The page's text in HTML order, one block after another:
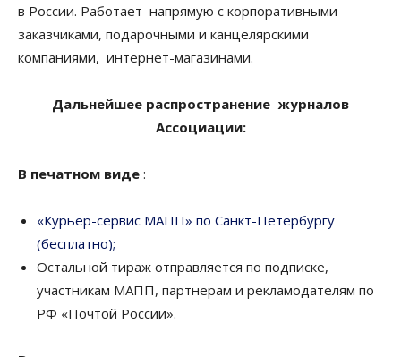
в России. Работает напрямую с корпоративными
заказчиками, подарочными и канцелярскими
компаниями, интернет-магазинами.
Дальнейшее распространение журналов
Ассоциации:
В печатном виде :
«Курьер-сервис МАПП» по Санкт-Петербургу
(бесплатно);
Остальной тираж отправляется по подписке,
участникам МАПП, партнерам и рекламодателям по
РФ «Почтой России».